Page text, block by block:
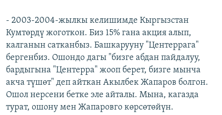
- 2003-2004-жылкы келишимде Кыргызстан
Кумтөрдү жоготкон. Биз 15% гана акция алып,
калганын сатканбыз. Башкарууну "Центеррага"
бергенбиз. Ошондо дагы "бизге абдан пайдалуу,
бардыгына "Центерра" жооп берет, бизге мынча
акча түшөт" деп айткан Акылбек Жапаров болгон.
Ошол нерсени бетке эле айталы. Мына, кагазда
турат, ошону мен Жапаровго көрсөтөйүн.